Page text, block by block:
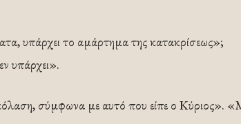
υπάρχει το αμάρτημα της κατακρίσεως»;
υπάρχει».
σύμφωνα με αυτό που είπε ο Κύριος».